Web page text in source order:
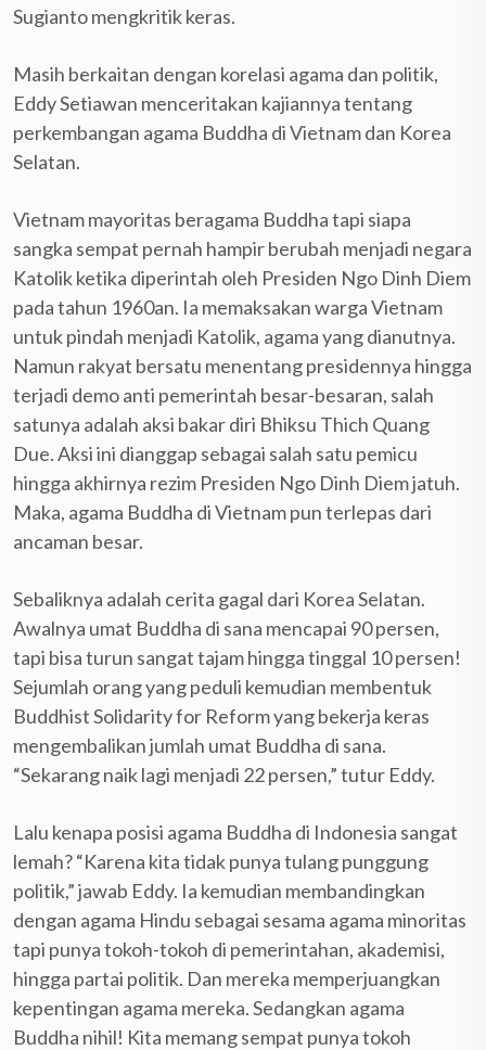
Sugianto mengkritik keras.
Masih berkaitan dengan korelasi agama dan politik,
Eddy Setiawan menceritakan kajiannya tentang
perkembangan agama Buddha di Vietnam dan Korea
Selatan.
Vietnam mayoritas beragama Buddha tapi siapa
sangka sempat pernah hampir berubah menjadi negara
Katolik ketika diperintah oleh Presiden Ngo Dinh Diem
pada tahun 1960an. Ia memaksakan warga Vietnam
untuk pindah menjadi Katolik, agama yang dianutnya.
Namun rakyat bersatu menentang presidennya hingga
terjadi demo anti pemerintah besar-besaran, salah
satunya adalah aksi bakar diri Bhiksu Thich Quang
Due. Aksi ini dianggap sebagai salah satu pemicu
hingga akhirnya rezim Presiden Ngo Dinh Diem jatuh.
Maka, agama Buddha di Vietnam pun terlepas dari
ancaman besar.
Sebaliknya adalah cerita gagal dari Korea Selatan.
Awalnya umat Buddha di sana mencapai 90 persen,
tapi bisa turun sangat tajam hingga tinggal 10 persen!
Sejumlah orang yang peduli kemudian membentuk
Buddhist Solidarity for Reform yang bekerja keras
mengembalikan jumlah umat Buddha di sana.
“Sekarang naik lagi menjadi 22 persen,” tutur Eddy.
Lalu kenapa posisi agama Buddha di Indonesia sangat
lemah? “Karena kita tidak punya tulang punggung
politik,” jawab Eddy. Ia kemudian membandingkan
dengan agama Hindu sebagai sesama agama minoritas
tapi punya tokoh-tokoh di pemerintahan, akademisi,
hingga partai politik. Dan mereka memperjuangkan
kepentingan agama mereka. Sedangkan agama
Buddha nihil! Kita memang sempat punya tokoh